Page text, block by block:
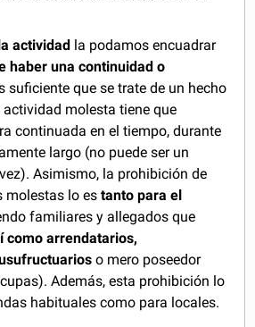
actividad la podamos encuadrar
haber una continuidad o
suficiente que se trate de un hecho
actividad molesta tiene que
continuada en el tiempo, durante
largo (no puede ser un
Asimismo, la prohibición de
molestas lo estanto para el
familiares y allegados que
como arrendatarios,
o mero poseedor
Además, esta prohibición lo
habituales como para locales.